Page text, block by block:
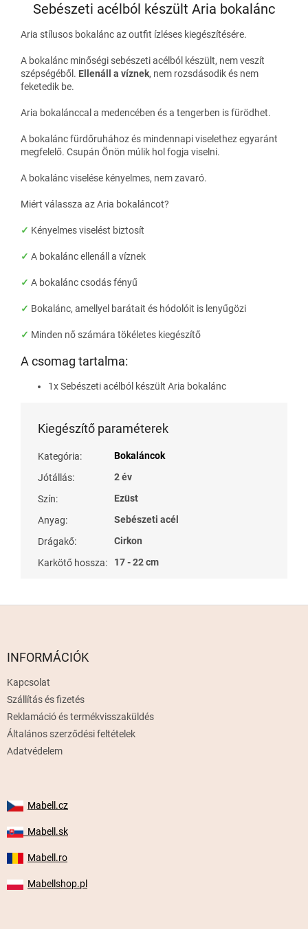
Sebészeti acélból készült Aria bokalánc
Aria stílusos bokalánc az outfit ízléses kiegészítésére.
A bokalánc minőségi sebészeti acélból készült, nem veszít
szépségéből. Ellenáll a víznek, nem rozsdásodik és nem
feketedik be.
Aria bokalánccal a medencében és a tengerben is fürödhet.
A bokalánc fürdőruhához és mindennapi viselethez egyaránt
megfelelő. Csupán Önön múlik hol fogja viselni.
A bokalánc viselése kényelmes, nem zavaró.
Miért válassza az Aria bokaláncot?
✓ Kényelmes viselést biztosít
✓ A bokalánc ellenáll a víznek
✓ A bokalánc csodás fényű
✓ Bokalánc, amellyel barátait és hódolóit is lenyűgözi
✓ Minden nő számára tökéletes kiegészítő
A csomag tartalma:
1x Sebészeti acélból készült Aria bokalánc
Kiegészítő paraméterek
Kategória:
Bokaláncok
Jótállás:
2 év
Szín:
Ezüst
Anyag:
Sebészeti acél
Drágakő:
Cirkon
Karkötő hossza: 17 - 22 cm
INFORMÁCIÓK
Kapcsolat
Szállítás és fizetés
Reklamáció és termékvisszaküldés
Általános szerződési feltételek
Adatvédelem
Mabell.cz
Mabell.sk
Mabell.ro
Mabellshop.pl